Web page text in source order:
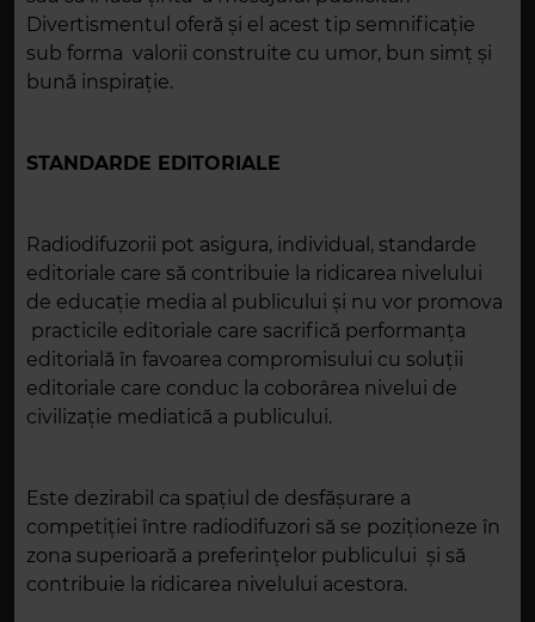
Divertismentul oferă şi el acest tip semnificație
sub forma valorii construite cu umor, bun simţ și
bună inspirație.
STANDARDE EDITORIALE
Radiodifuzorii pot asigura, individual, standarde
editoriale care să contribuie la ridicarea nivelului
de educație media al publicului și nu vor promova
practicile editoriale care sacrifică performanța
editorială în favoarea compromisului cu soluții
editoriale care conduc la coborârea nivelui de
civilizație mediatică a publicului.
Este dezirabil ca spațiul de desfășurare a
competiției între radiodifuzori să se poziționeze în
zona superioară a preferințelor publicului şi să
contribuie la ridicarea nivelului acestora.